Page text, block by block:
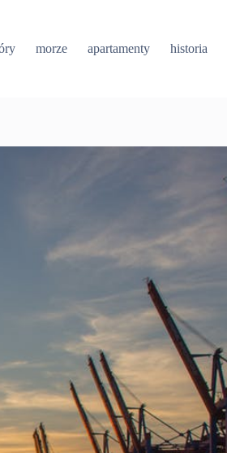
morze apartamenty historia